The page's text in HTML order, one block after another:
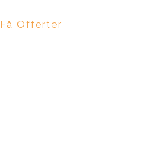
Få Offerter